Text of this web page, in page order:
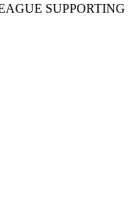
SUPPORTING